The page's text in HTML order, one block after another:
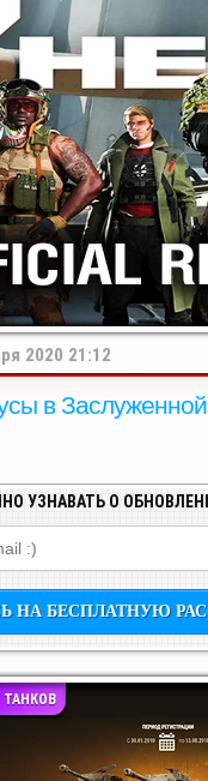
2020 21:12
в
УЗНАВАТЬ О
ТАНКОВ